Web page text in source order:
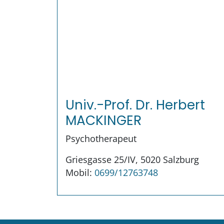
Univ.-Prof. Dr. Herbert
MACKINGER
Psychotherapeut
Griesgasse 25/IV, 5020 Salzburg
Mobil: 0699/12763748